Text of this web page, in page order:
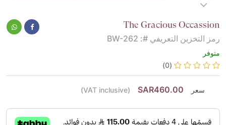
The Gracious Occassion
رمز التخزين التعريفي #: BW-262
متوفر
(0)
سعر SAR460.00
(VAT inclusive)